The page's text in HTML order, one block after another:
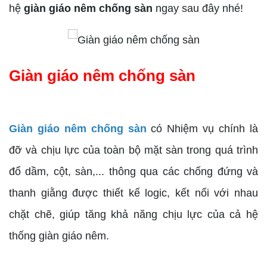
hệ giàn giáo nêm chống sàn ngay sau đây nhé!
Giàn giáo nêm chống sàn
Giàn giáo nêm chống sàn có Nhiệm vụ chính là
đỡ và chịu lực của toàn bộ mặt sàn trong quá trình
đổ dầm, cột, sàn,... thông qua các chống đứng và
thanh giằng được thiết kế logic, kết nối với nhau
chặt chẽ, giúp tăng khả năng chịu lực của cả hệ
thống giàn giáo nêm.